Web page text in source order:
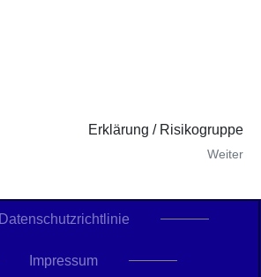
Erklärung / Risikogruppe
Weiter
Datenschutzrichtlinie
Impressum